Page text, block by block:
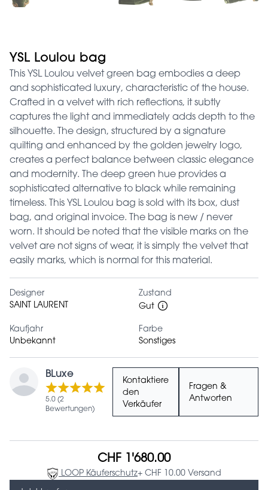
YSL Loulou bag
This YSL Loulou velvet green bag embodies a deep
and sophisticated luxury, characteristic of the house.
Crafted in a velvet with rich reflections, it subtly
captures the light and immediately adds depth to the
silhouette. The design, structured by a signature
quilting and enhanced by the golden jewelry logo,
creates a perfect balance between classic elegance
and modernity. The deep green hue provides a
sophisticated alternative to black while remaining
timeless. This YSL Loulou bag is sold with its box, dust
bag, and original invoice. The bag is new / never
worn. It should be noted that the visible marks on the
velvet are not signs of wear, it is simply the velvet that
easily marks, which is normal for this material.
Designer
SAINT LAURENT
Zustand
Gut
Kaufjahr
Unbekannt
Farbe
Sonstiges
BLuxe
5.0 (2
Bewertungen)
Kontaktiere
den
Verkäufer
Fragen &
Antworten
CHF 1'680.00
LOOP Käuferschutz+ CHF 10.00 Versand